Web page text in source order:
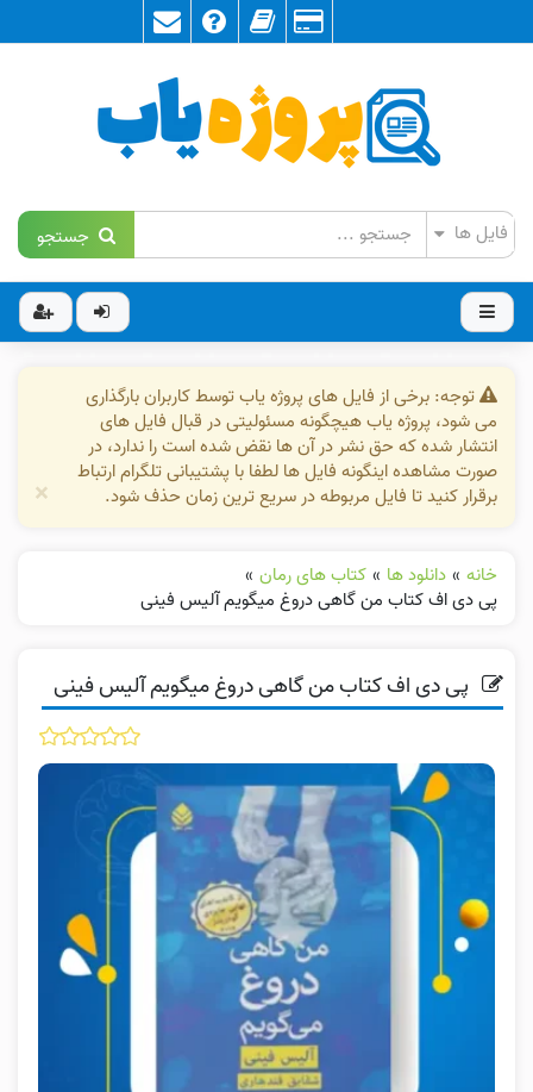
جستجو
توجه: برخی از فایل های پروژه یاب توسط کاربران بارگذاری
می شود، پروژه یاب هیچگونه مسئولیتی در قبال فایل های
انتشار شده که حق نشر در آن ها نقض شده است را ندارد، در
صورت مشاهده اینگونه فایل ها لطفا با پشتیبانی تلگرام ارتباط
برقرار کنید تا فایل مربوطه در سریع ترین زمان حذف شود.
×
خانه » دانلود ها » کتاب های رمان »
پی دی اف کتاب من گاهی دروغ میگویم آلیس فینی
پی دی اف کتاب من گاهی دروغ میگویم آلیس فینی